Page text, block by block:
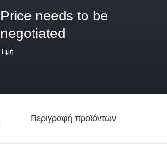
Price needs to be
negotiated
Τιμή
Περιγραφή προϊόντων